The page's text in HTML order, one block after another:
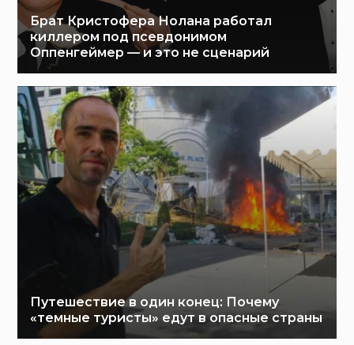
Брат Кристофера Нолана работал
киллером под псевдонимом
Оппенгеймер — и это не сценарий
Путешествие в один конец: Почему
«темные туристы» едут в опасные страны